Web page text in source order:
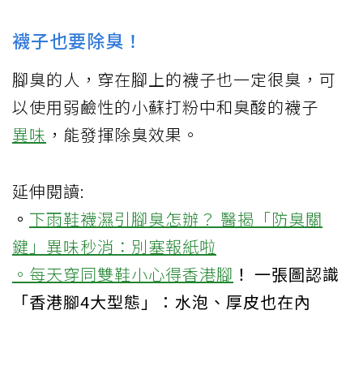
襪子也要除臭！
腳臭的人，穿在腳上的襪子也一定很臭，可
以使用弱鹼性的小蘇打粉中和臭酸的襪子
異味 ，能發揮除臭效果。
延伸閱讀:
。 下雨鞋襪濕引腳臭怎辦？ 醫揭「防臭關
鍵」異味秒消：別塞報紙啦
。 每天穿同雙鞋小心得香港腳 ！ 一張圖認識
「香港腳4大型態」：水泡、厚皮也在內